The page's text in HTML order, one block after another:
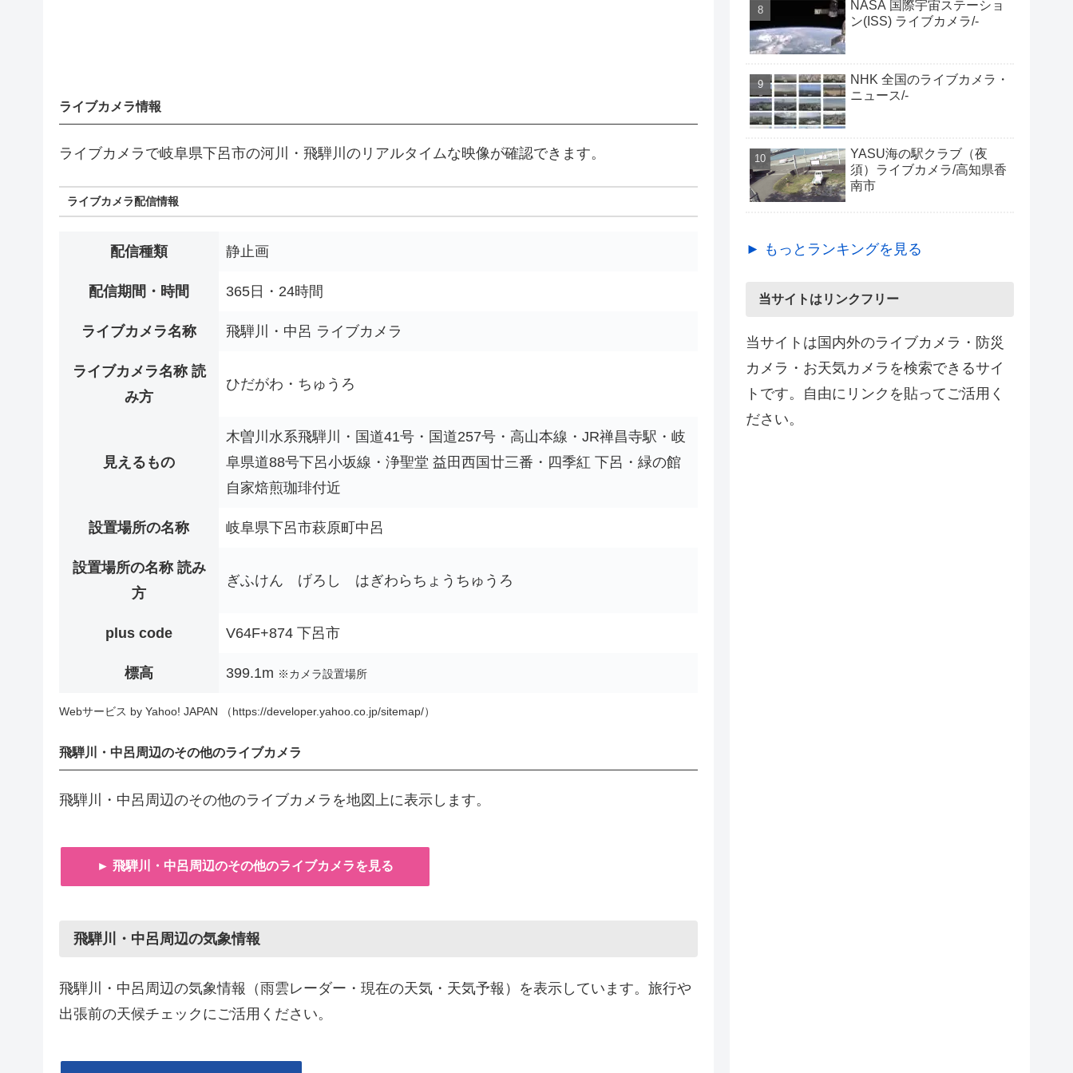
ライブカメラ情報
ライブカメラで岐阜県下呂市の河川・飛騨川のリアルタイムな映像が確認できます。
ライブカメラ配信情報
配信種類 静止画
配信期間・時間 365日・24時間
ライブカメラ名称 飛騨川・中呂 ライブカメラ
ライブカメラ名称 読
み方
ひだがわ・ちゅうろ
見えるもの
木曽川水系飛騨川・国道41号・国道257号・高山本線・JR禅昌寺駅・岐
阜県道88号下呂小坂線・浄聖堂 益田西国廿三番・四季紅 下呂・緑の館
自家焙煎珈琲付近
設置場所の名称 岐阜県下呂市萩原町中呂
設置場所の名称 読み
方
ぎふけん げろし はぎわらちょうちゅうろ
plus code V64F+874 下呂市
標高 399.1m ※カメラ設置場所
Webサービス by Yahoo! JAPAN （https://developer.yahoo.co.jp/sitemap/）
飛騨川・中呂周辺のその他のライブカメラ
飛騨川・中呂周辺のその他のライブカメラを地図上に表示します。
► 飛騨川・中呂周辺のその他のライブカメラを見る
飛騨川・中呂周辺の気象情報
飛騨川・中呂周辺の気象情報（雨雲レーダー・現在の天気・天気予報）を表示しています。旅行や
出張前の天候チェックにご活用ください。
NASA 国際宇宙ステーショ
ン(ISS) ライブカメラ/-
NHK 全国のライブカメラ・
ニュース/-
YASU海の駅クラブ（夜
須）ライブカメラ/高知県香
南市
► もっとランキングを見る
当サイトはリンクフリー
当サイトは国内外のライブカメラ・防災
カメラ・お天気カメラを検索できるサイ
トです。自由にリンクを貼ってご活用く
ださい。